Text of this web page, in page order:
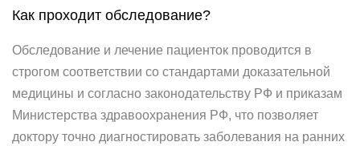
Как проходит обследование?
Обследование и лечение пациенток проводится в
строгом соответствии со стандартами доказательной
медицины и согласно законодательству РФ и приказам
Министерства здравоохранения РФ, что позволяет
доктору точно диагностировать заболевания на ранних